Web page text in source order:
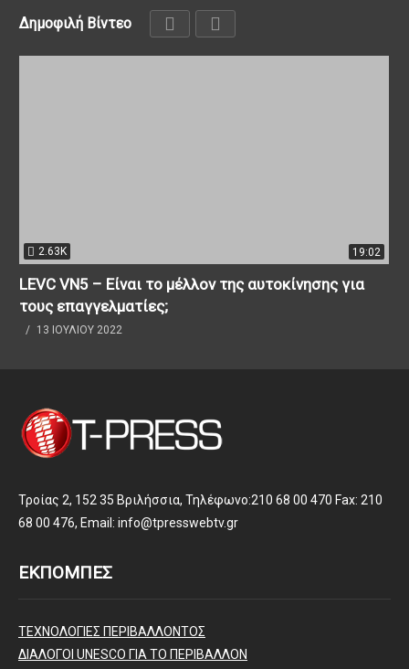
Δημοφιλή Βίντεο
2.63K 19:02
LEVC VN5 – Είναι το μέλλον της αυτοκίνησης για
τους επαγγελματίες;
13 ΙΟΥΛΊΟΥ 2022
Τροίας 2, 152 35 Βριλήσσια, Τηλέφωνο:210 68 00 470 Fax: 210
68 00 476, Email: info@tpresswebtv.gr
ΕΚΠΟΜΠΕΣ
ΤΕΧΝΟΛΟΓΙΕΣ ΠΕΡΙΒΑΛΛΟΝΤΟΣ
ΔΙΑΛΟΓΟΙ UNESCO ΓΙΑ ΤΟ ΠΕΡΙΒΑΛΛΟΝ